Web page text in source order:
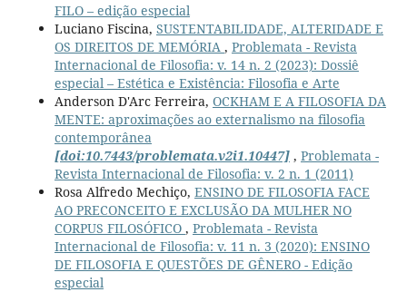
FILO – edição especial
Luciano Fiscina, SUSTENTABILIDADE, ALTERIDADE E
OS DIREITOS DE MEMÓRIA , Problemata - Revista
Internacional de Filosofia: v. 14 n. 2 (2023): Dossiê
especial – Estética e Existência: Filosofia e Arte
Anderson D'Arc Ferreira, OCKHAM E A FILOSOFIA DA
MENTE: aproximações ao externalismo na filosofia
contemporânea
[doi:10.7443/problemata.v2i1.10447], Problemata -
Revista Internacional de Filosofia: v. 2 n. 1 (2011)
Rosa Alfredo Mechiço, ENSINO DE FILOSOFIA FACE
AO PRECONCEITO E EXCLUSÃO DA MULHER NO
CORPUS FILOSÓFICO , Problemata - Revista
Internacional de Filosofia: v. 11 n. 3 (2020): ENSINO
DE FILOSOFIA E QUESTÕES DE GÊNERO - Edição
especial